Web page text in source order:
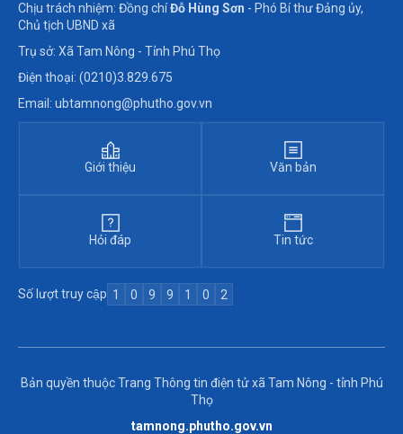
Chịu trách nhiệm: Đồng chíĐỗ Hùng Sơn - Phó Bí thư Đảng ủy,
Chủ tịch UBND xã
Trụ sở: Xã Tam Nông - Tỉnh Phú Thọ
Điện thoại: (0210)3.829.675
Email: ubtamnong@phutho.gov.vn
Giới thiệu Văn bản
Hỏi đáp Tin tức
Số lượt truy cập 1 0 9 9 1 0 2
Bản quyền thuộc Trang Thông tin điện tử xã Tam Nông - tỉnh Phú
Thọ
tamnong.phutho.gov.vn